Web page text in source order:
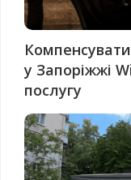
у Запоріжжі
послугу